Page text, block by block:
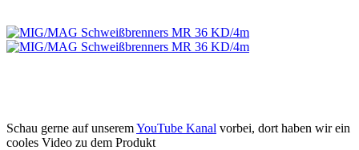
Schau gerne auf unseremYouTube Kanal vorbei, dort haben wir ein
cooles Video zu dem Produkt